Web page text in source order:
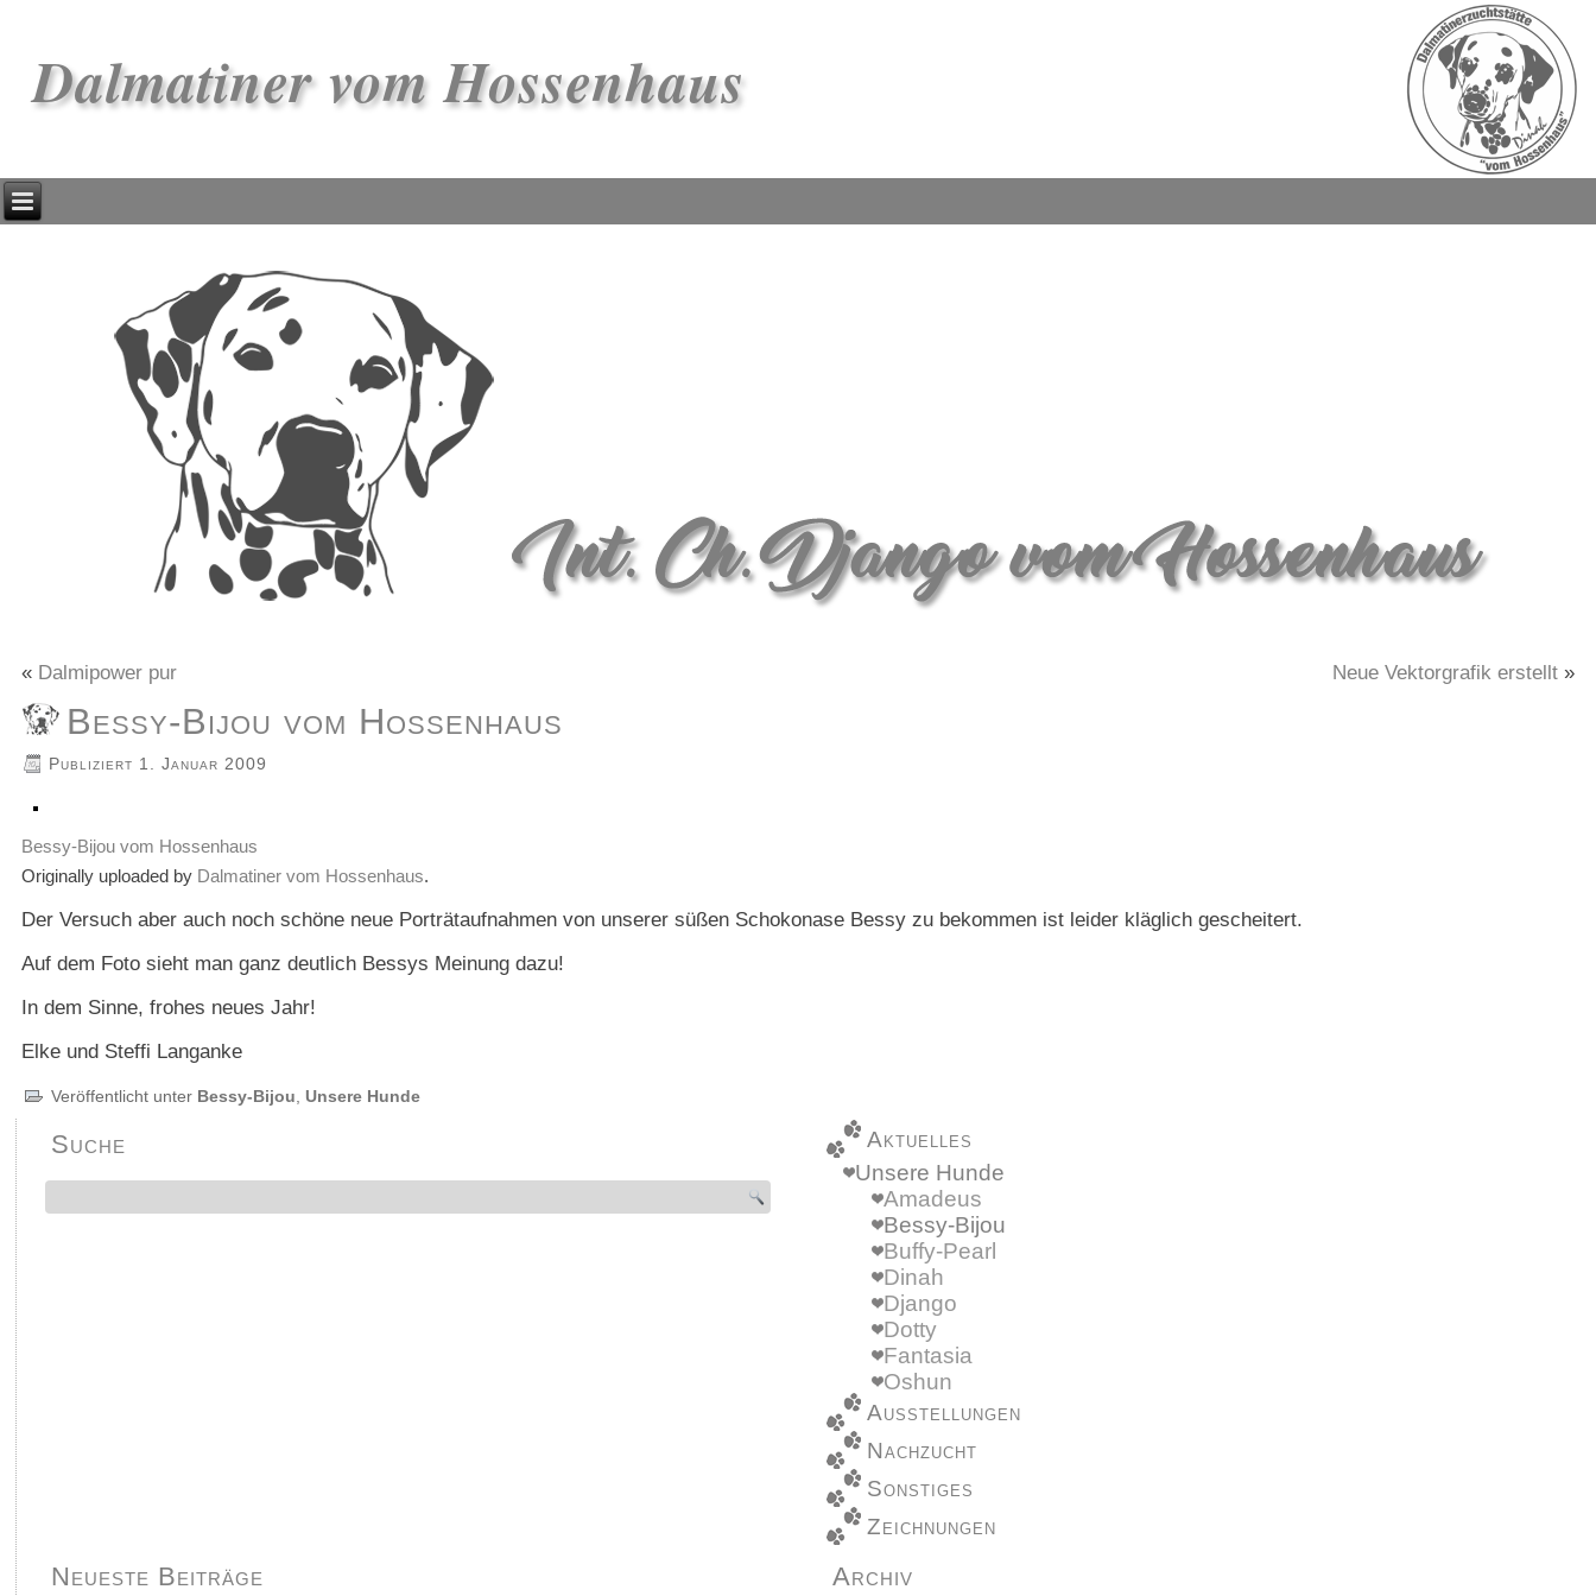
Dalmatiner vom Hossenhaus
« Dalmipower pur Neue Vektorgrafik erstellt»
Bessy-Bijou vom Hossenhaus
Publiziert 1. Januar 2009
Bessy-Bijou vom Hossenhaus
Originally uploaded by Dalmatiner vom Hossenhaus.
Der Versuch aber auch noch schöne neue Porträtaufnahmen von unserer süßen Schokonase Bessy zu bekommen ist leider kläglich gescheitert.
Auf dem Foto sieht man ganz deutlich Bessys Meinung dazu!
In dem Sinne, frohes neues Jahr!
Elke und Steffi Langanke
Veröffentlicht unter Bessy-Bijou, Unsere Hunde
Suche
Aktuelles
Unsere Hunde
Amadeus
Bessy-Bijou
Buffy-Pearl
Dinah
Django
Dotty
Fantasia
Oshun
Ausstellungen
Nachzucht
Sonstiges
Zeichnungen
Neueste Beiträge Archiv